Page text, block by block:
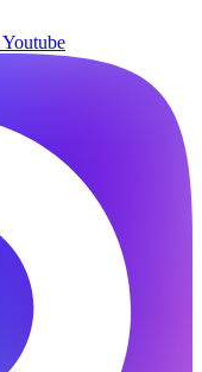
Youtube